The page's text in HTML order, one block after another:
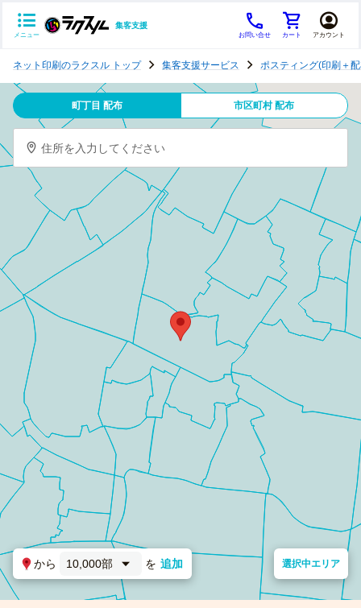
メニュー
集客支援
お問い合せ カート アカウント
テ
ン
グ
ネット印刷のラクスル トップ 集客支援サービス ポスティング(印刷＋
町丁目 配布 市区町村 配布
住所を入力してください
から 10,000部 を 追加 選択中エリア